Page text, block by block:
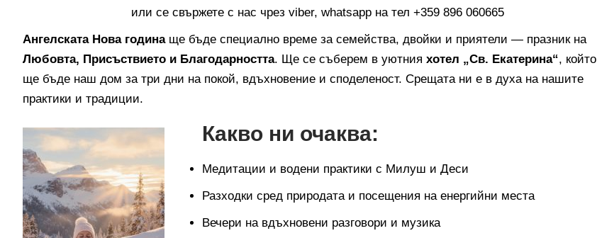
или се свържете с нас чрез viber, whatsapp на тел +359 896 060665
Ангелската Нова годинаще бъде специално време за семейства, двойки и приятели — празник на
Любовта, Присъствието и Благодарността. Ще се съберем в уютния хотел „Св. Екатерина“, който
ще бъде наш дом за три дни на покой, вдъхновение и споделеност. Срещата ни е в духа на нашите
практики и традиции.
Какво ни очаква:
Медитации и водени практики с Милуш и Деси
Разходки сред природата и посещения на енергийни места
Вечери на вдъхновени разговори и музика